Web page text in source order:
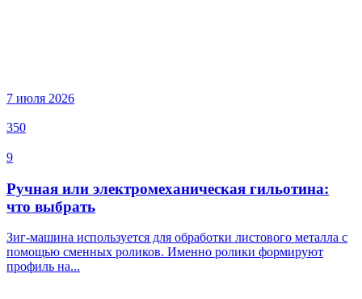
7 июля 2026
350
9
Ручная или электромеханическая гильотина:
что выбрать
Зиг-машина используется для обработки листового металла с
помощью сменных роликов. Именно ролики формируют
профиль на...